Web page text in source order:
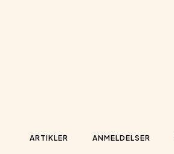
ARTIKLER ANMELDELSER